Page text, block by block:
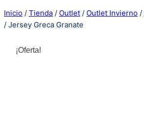
Inicio / Tienda / Outlet / Outlet Invierno /
/ Jersey Greca Granate
¡Oferta!